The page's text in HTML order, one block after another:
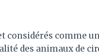
considérés comme
des animaux de